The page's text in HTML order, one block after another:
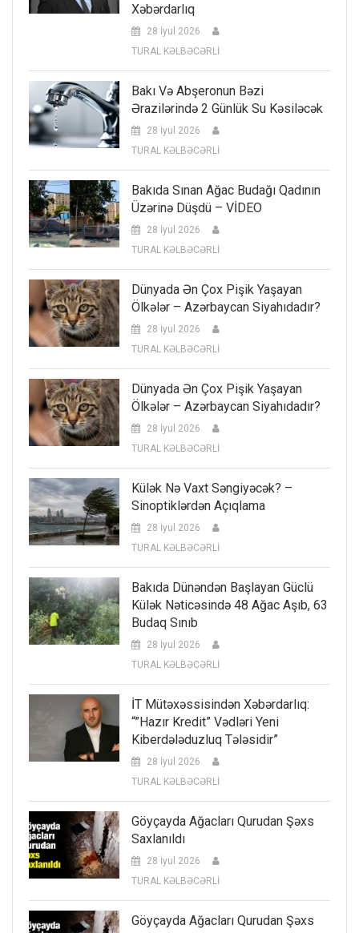
Xəbərdarlıq
28 İyul 2026
TURAL KƏLBƏCƏRLİ
Bakı Və Abşeronun Bəzi
Ərazilərində 2 Günlük Su Kəsiləcək
28 İyul 2026
TURAL KƏLBƏCƏRLİ
Bakıda Sınan Ağac Budağı Qadının
Üzərinə Düşdü – VİDEO
28 İyul 2026
TURAL KƏLBƏCƏRLİ
Dünyada Ən Çox Pişik Yaşayan
Ölkələr – Azərbaycan Siyahıdadır?
28 İyul 2026
TURAL KƏLBƏCƏRLİ
Dünyada Ən Çox Pişik Yaşayan
Ölkələr – Azərbaycan Siyahıdadır?
28 İyul 2026
TURAL KƏLBƏCƏRLİ
Külək Nə Vaxt Səngiyəcək? –
Sinoptiklərdən Açıqlama
28 İyul 2026
TURAL KƏLBƏCƏRLİ
Bakıda Dünəndən Başlayan Güclü
Külək Nəticəsində 48 Ağac Aşıb, 63
Budaq Sınıb
28 İyul 2026
TURAL KƏLBƏCƏRLİ
İT Mütəxəssisindən Xəbərdarlıq:
“”Hazır Kredit” Vədləri Yeni
Kiberdələduzluq Tələsidir”
28 İyul 2026
TURAL KƏLBƏCƏRLİ
Göyçayda Ağacları Qurudan Şəxs
Saxlanıldı
28 İyul 2026
TURAL KƏLBƏCƏRLİ
Göyçayda Ağacları Qurudan Şəxs